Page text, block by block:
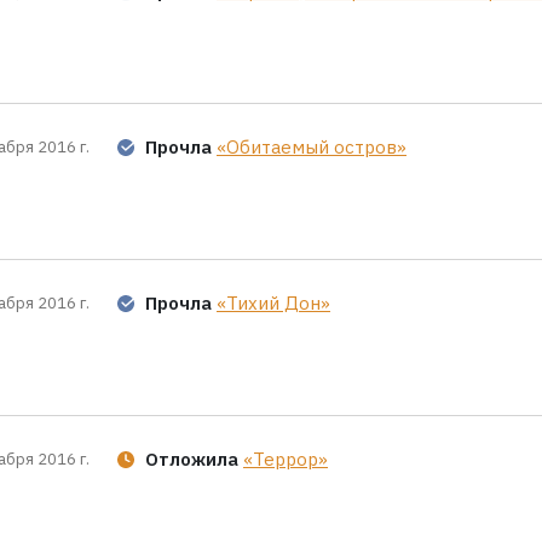
2016 г. Прочла «Обитаемый остров»
2016 г. Прочла «Тихий Дон»
2016 г. Отложила «Террор»